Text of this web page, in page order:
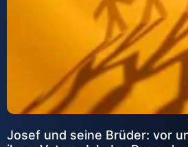
Josef und seine Brüder: vor